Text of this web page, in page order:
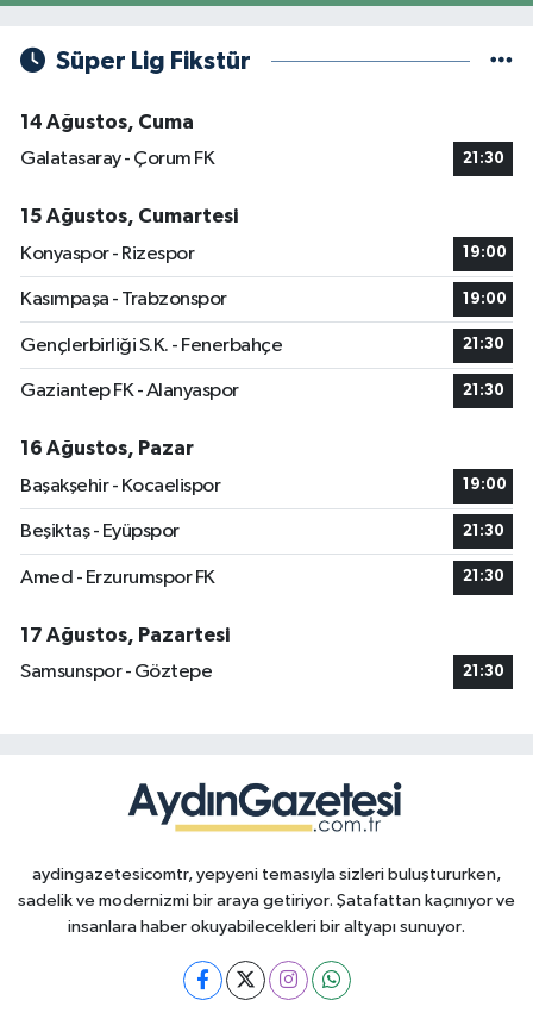
Süper Lig Fikstür
14 Ağustos, Cuma
Galatasaray - Çorum FK
21:30
15 Ağustos, Cumartesi
Konyaspor - Rizespor
19:00
Kasımpaşa - Trabzonspor 19:00
Gençlerbirliği S.K. - Fenerbahçe 21:30
Gaziantep FK - Alanyaspor 21:30
16 Ağustos, Pazar
Başakşehir - Kocaelispor
19:00
Beşiktaş - Eyüpspor 21:30
Amed - Erzurumspor FK 21:30
17 Ağustos, Pazartesi
Samsunspor - Göztepe
21:30
aydingazetesicomtr, yepyeni temasıyla sizleri buluştururken,
sadelik ve modernizmi bir araya getiriyor. Şatafattan kaçınıyor ve
insanlara haber okuyabilecekleri bir altyapı sunuyor.